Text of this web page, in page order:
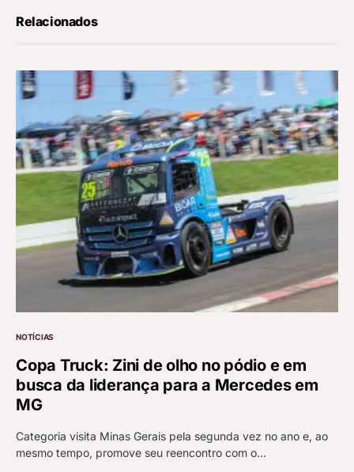
Relacionados
NOTÍCIAS
Copa Truck: Zini de olho no pódio e em
busca da liderança para a Mercedes em
MG
Categoria visita Minas Gerais pela segunda vez no ano e, ao
mesmo tempo, promove seu reencontro com o…